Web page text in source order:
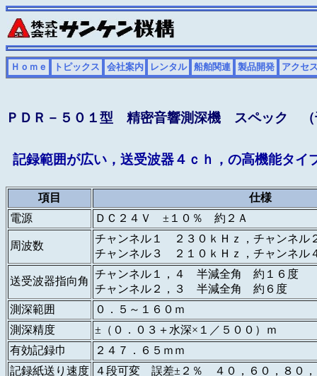
Ｈｏｍｅ トピックス 会社案内 レンタル 船舶関連 製品開発 アクセ
ＰＤＲ－５０１型 精密音響測深機 スペック （
記録範囲が広い，送受波器４ｃｈ，の高機能タイ
項目
仕様
電源
ＤＣ２４Ｖ ±１０％ 約２Ａ
周波数
チャンネル１ ２３０ｋＨｚ，チャンネ
チャンネル３ ２１０ｋＨｚ，チャンネ
送受波器指向角
チャンネル１，４ 半減全角 約１６度
チャンネル２，３ 半減全角 約６度
測深範囲
０．５～１６０ｍ
測深精度
±（０．０３＋水深×１／５００）ｍ
有効記録巾
２４７．６５ｍｍ
記録紙送り速度
４段可変 誤差±２％ ４０，６０，８０，